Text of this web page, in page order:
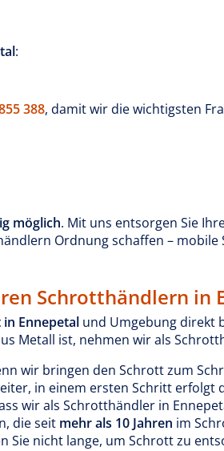
:
388, damit wir die wichtigsten
möglich. Mit uns entsorgen Sie
Ordnung schaffen –
Schrotthändlern in
Ennepetal und Umgebung direkt
Metall ist, nehmen wir als
wir bringen den Schrott zum
in einem ersten Schritt erfolgt
wir als Schrotthändler in
die seit mehr als 10 Jahren im
Sie nicht lange, um Schrott zu